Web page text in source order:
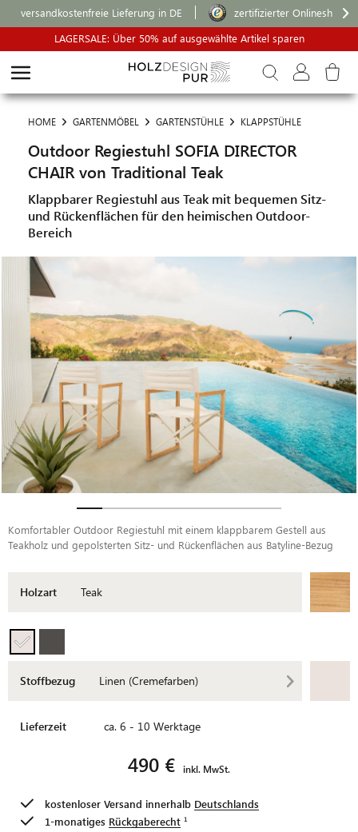
versandkostenfreie Lieferung in DE
zertifizierter Onlineshop
LAGERSALE: Über 50% auf ausgewählte Artikel sparen
HOME GARTENMÖBEL GARTENSTÜHLE KLAPPSTÜHLE
Outdoor Regiestuhl SOFIA DIRECTOR
CHAIR von Traditional Teak
Klappbarer Regiestuhl aus Teak mit bequemen Sitz-
und Rückenflächen für den heimischen Outdoor-
Bereich
Komfortabler Outdoor Regiestuhl mit einem klappbarem Gestell aus
Teakholz und gepolsterten Sitz- und Rückenflächen aus Batyline-Bezug
Holzart Teak
Stoffbezug Linen (Cremefarben)
Lieferzeit ca. 6 - 10 Werktage
490 € inkl. MwSt.
kostenloser Versand innerhalb Deutschlands
1-monatiges Rückgaberecht